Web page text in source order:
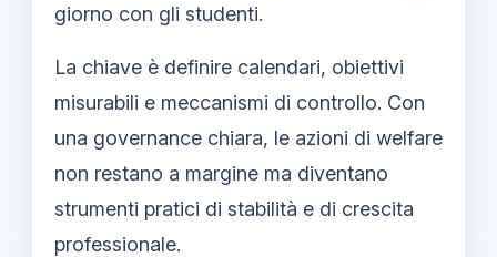
giorno con gli studenti.
La chiave è definire calendari, obiettivi
misurabili e meccanismi di controllo. Con
una governance chiara, le azioni di welfare
non restano a margine ma diventano
strumenti pratici di stabilità e di crescita
professionale.